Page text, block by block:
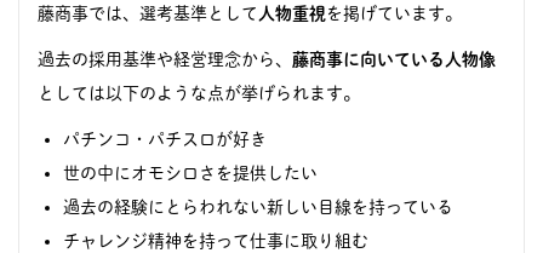
藤商事では、選考基準として 人物重視 を掲げています。
過去の採用基準や経営理念から、 藤商事に向いている人物像
としては以下のような点が挙げられます。
パチンコ・パチスロが好き
世の中にオモシロさを提供したい
過去の経験にとらわれない新しい目線を持っている
チャレンジ精神を持って仕事に取り組む